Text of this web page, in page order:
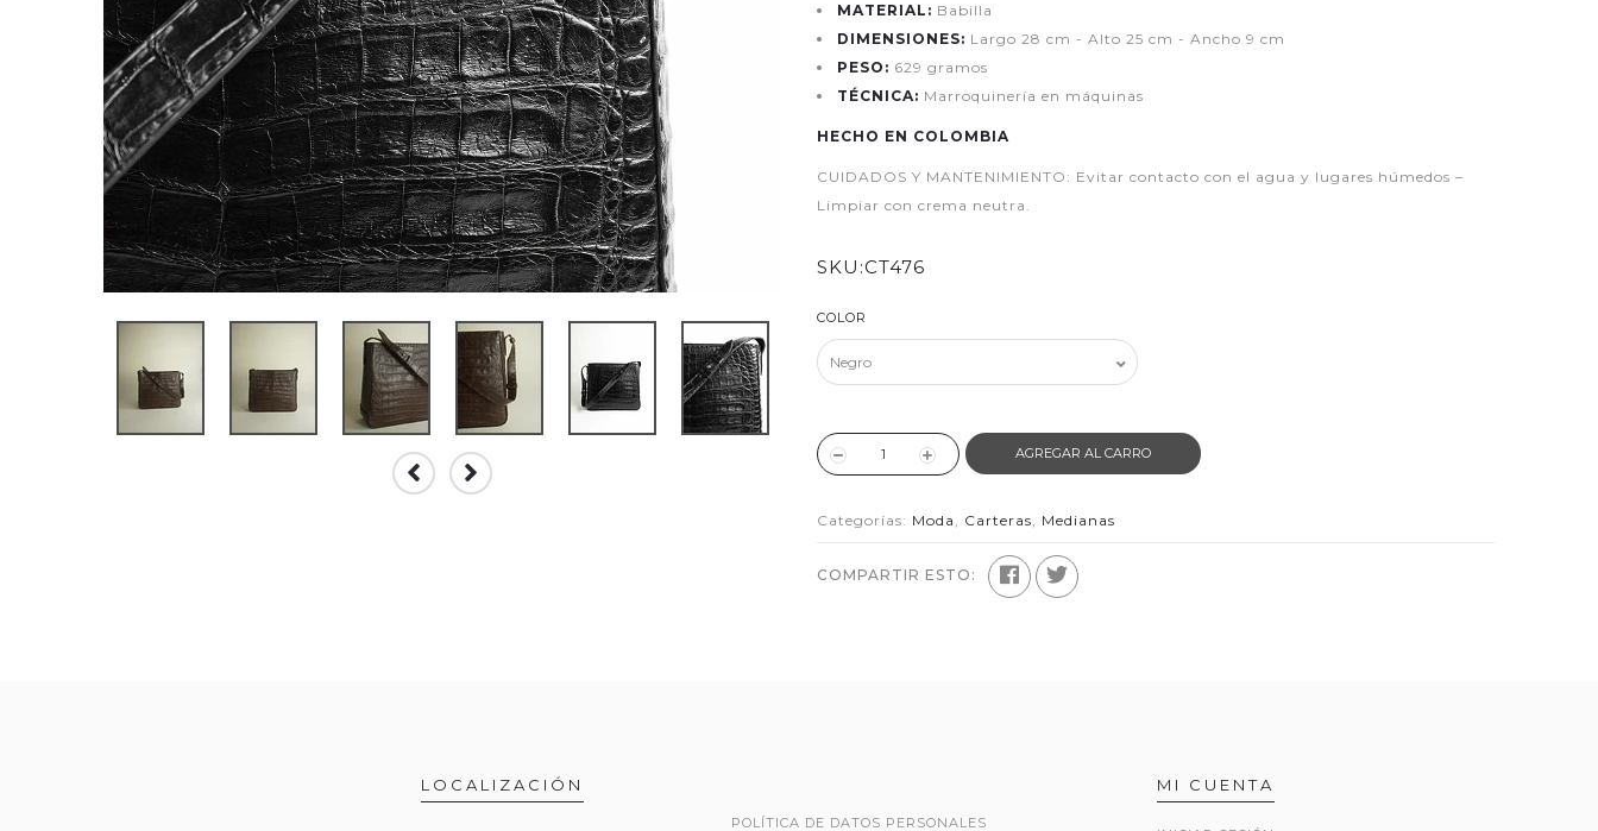
MATERIAL: Babilla
DIMENSIONES: Largo 28 cm - Alto 25 cm - Ancho 9 cm
PESO: 629 gramos
TÉCNICA: Marroquinería en máquinas
HECHO EN COLOMBIA
CUIDADOS Y MANTENIMIENTO: Evitar contacto con el agua y lugares húmedos –
Limpiar con crema neutra.
SKU:CT476
COLOR
AGREGAR AL CARRO
Categorías: Moda , Carteras, Medianas
COMPARTIR ESTO:
LOCALIZACIÓN
POLÍTICA DE DATOS PERSONALES
MI CUENTA